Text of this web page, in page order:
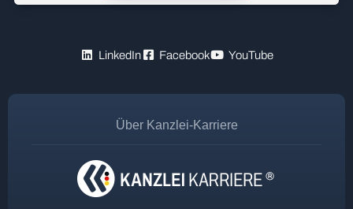
LinkedIn Facebook YouTube
Über Kanzlei-Karriere